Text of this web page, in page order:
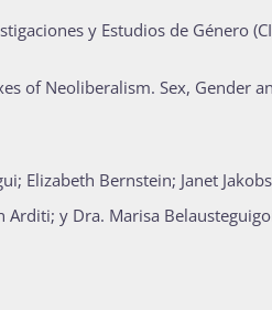
y Estudios de Género
of Neoliberalism. Sex, Gender
Elizabeth Bernstein; Janet
y Dra. Marisa